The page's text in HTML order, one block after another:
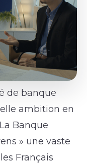
de banque
ambition en
Banque
» une vaste
Français